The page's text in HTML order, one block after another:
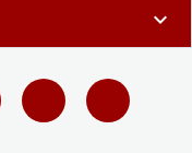
expand_more